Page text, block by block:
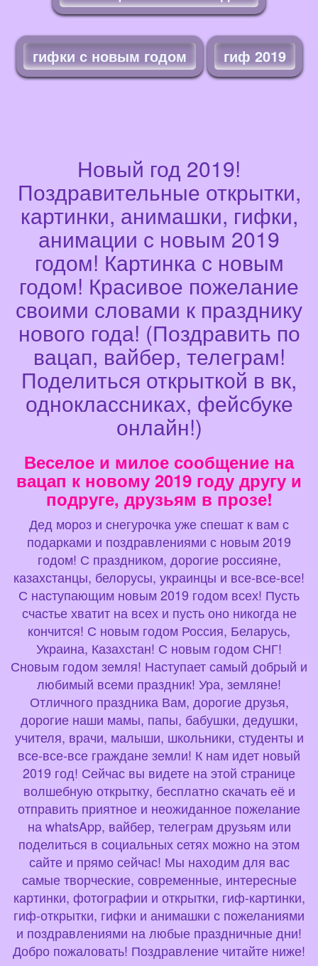
гифки с новым годом гиф 2019
Новый год 2019!
Поздравительные открытки,
картинки, анимашки, гифки,
анимации с новым 2019
годом! Картинка с новым
годом! Красивое пожелание
своими словами к празднику
нового года! (Поздравить по
вацап, вайбер, телеграм!
Поделиться открыткой в вк,
одноклассниках, фейсбуке
онлайн!)
Веселое и милое сообщение на
вацап к новому 2019 году другу и
подруге, друзьям в прозе!
Дед мороз и снегурочка уже спешат к вам с
подарками и поздравлениями с новым 2019
годом! С праздником, дорогие россияне,
казахстанцы, белорусы, украинцы и все-все-все!
С наступающим новым 2019 годом всех! Пусть
счастье хватит на всех и пусть оно никогда не
кончится! С новым годом Россия, Беларусь,
Украина, Казахстан! С новым годом СНГ!
Сновым годом земля! Наступает самый добрый и
любимый всеми праздник! Ура, земляне!
Отличного праздника Вам, дорогие друзья,
дорогие наши мамы, папы, бабушки, дедушки,
учителя, врачи, малыши, школьники, студенты и
все-все-все граждане земли! К нам идет новый
2019 год! Сейчас вы видете на этой странице
волшебную открытку, бесплатно скачать её и
отправить приятное и неожиданное пожелание
на whatsApp, вайбер, телеграм друзьям или
поделиться в социальных сетях можно на этом
сайте и прямо сейчас! Мы находим для вас
самые творческие, современные, интересные
картинки, фотографии и открытки, гиф-картинки,
гиф-открытки, гифки и анимашки с пожеланиями
и поздравлениями на любые праздничные дни!
Добро пожаловать! Поздравление читайте ниже!